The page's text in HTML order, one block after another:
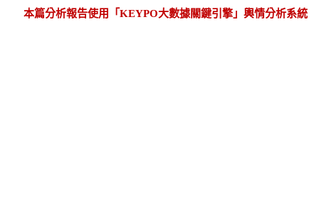
本篇分析報告使用「KEYPO大數據關鍵引擎」輿情分析系統